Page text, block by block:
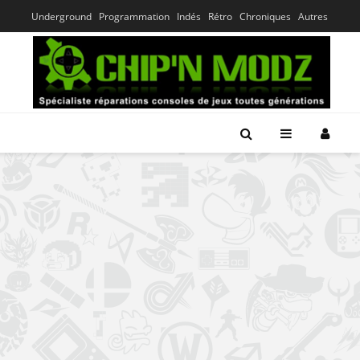
Underground Programmation Indés Rétro Chroniques Autres